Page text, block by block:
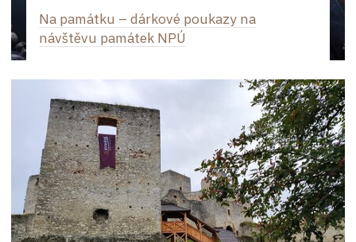
Na památku –⁠ dárkové poukazy na
návštěvu památek NPÚ